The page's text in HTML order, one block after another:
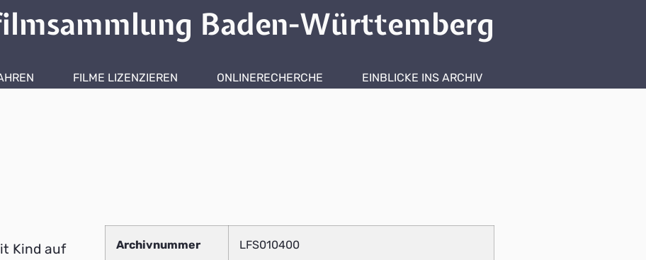
Baden-Württemberg
FILME LIZENZIEREN ONLINERECHERCHE EINBLICKE INS ARCHIV
Kind auf
Archivnummer LFS010400